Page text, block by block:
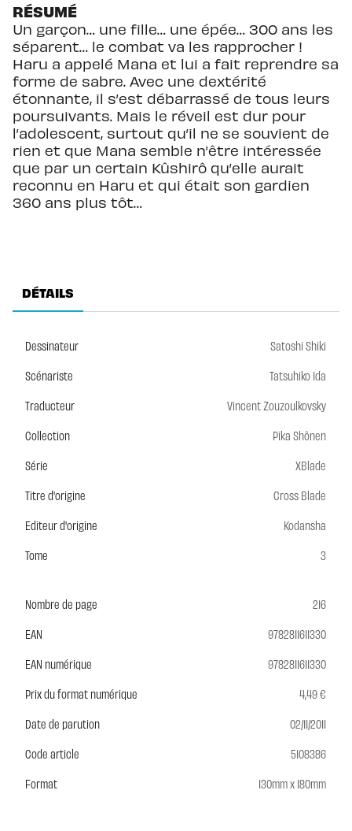
RÉSUMÉ
Un garçon… une fille… une épée… 300 ans les
séparent… le combat va les rapprocher !
Haru a appelé Mana et lui a fait reprendre sa
forme de sabre. Avec une dextérité
étonnante, il s’est débarrassé de tous leurs
poursuivants. Mais le réveil est dur pour
l’adolescent, surtout qu’il ne se souvient de
rien et que Mana semble n’être intéressée
que par un certain Kûshirô qu’elle aurait
reconnu en Haru et qui était son gardien
360 ans plus tôt…
DÉTAILS
Dessinateur
Satoshi Shiki
Scénariste
Tatsuhiko Ida
Traducteur
Vincent Zouzoulkovsky
Collection
Pika Shônen
Série
XBlade
Titre d'origine
Cross Blade
Editeur d'origine
Kodansha
Tome
3
Nombre de page
216
EAN
9782811611330
EAN numérique
9782811611330
Prix du format numérique
4,49 €
Date de parution
02/11/2011
Code article
5108386
Format
130mm x 180mm